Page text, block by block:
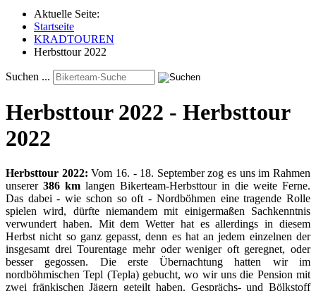
Aktuelle Seite:
Startseite
KRADTOUREN
Herbsttour 2022
Suchen ...
Herbsttour 2022 - Herbsttour
2022
Herbsttour 2022: Vom 16. - 18. September zog es uns im Rahmen
unserer 386 km langen Bikerteam-Herbsttour in die weite Ferne.
Das dabei - wie schon so oft - Nordböhmen eine tragende Rolle
spielen wird, dürfte niemandem mit einigermaßen Sachkenntnis
verwundert haben. Mit dem Wetter hat es allerdings in diesem
Herbst nicht so ganz gepasst, denn es hat an jedem einzelnen der
insgesamt drei Tourentage mehr oder weniger oft geregnet, oder
besser gegossen. Die erste Übernachtung hatten wir im
nordböhmischen Tepl (Tepla) gebucht, wo wir uns die Pension mit
zwei fränkischen Jägern geteilt haben. Gesprächs- und Bölkstoff